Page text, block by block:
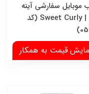
موبایل سفارشی آینه
ای | Sweet Curly (کد
قیمت به همکار